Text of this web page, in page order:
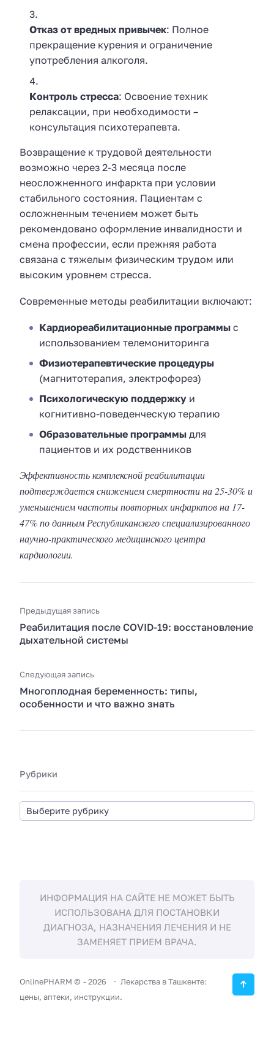
Отказ от вредных привычек: Полное
прекращение курения и ограничение
употребления алкоголя.
Контроль стресса: Освоение техник
релаксации, при необходимости –
консультация психотерапевта.
Возвращение к трудовой деятельности
возможно через 2-3 месяца после
неосложненного инфаркта при условии
стабильного состояния. Пациентам с
осложненным течением может быть
рекомендовано оформление инвалидности и
смена профессии, если прежняя работа
связана с тяжелым физическим трудом или
высоким уровнем стресса.
Современные методы реабилитации включают:
Кардиореабилитационные программы с
использованием телемониторинга
Физиотерапевтические процедуры
(магнитотерапия, электрофорез)
Психологическую поддержку и
когнитивно-поведенческую терапию
Образовательные программы для
пациентов и их родственников
Эффективность комплексной реабилитации
подтверждается снижением смертности на 25-30% и
уменьшением частоты повторных инфарктов на 17-
47% по данным Республиканского специализированного
научно-практического медицинского центра
кардиологии.
Предыдущая запись
Реабилитация после COVID-19: восстановление
дыхательной системы
Следующая запись
Многоплодная беременность: типы,
особенности и что важно знать
Рубрики
ИНФОРМАЦИЯ НА САЙТЕ НЕ МОЖЕТ БЫТЬ
ИСПОЛЬЗОВАНА ДЛЯ ПОСТАНОВКИ
ДИАГНОЗА, НАЗНАЧЕНИЯ ЛЕЧЕНИЯ И НЕ
ЗАМЕНЯЕТ ПРИЕМ ВРАЧА.
OnlinePHARM © -2026
Лекарства в Ташкенте:
цены, аптеки, инструкции.